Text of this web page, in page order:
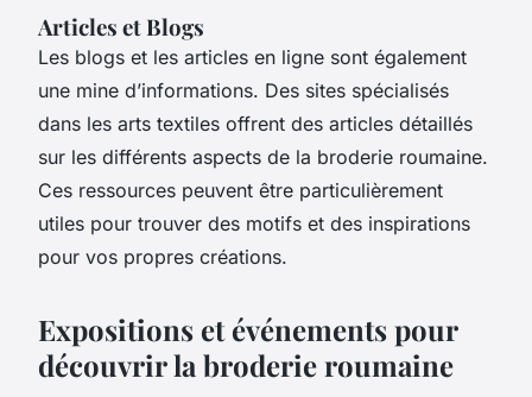
Articles et Blogs
Les blogs et les articles en ligne sont également
une mine d’informations. Des sites spécialisés
dans les arts textiles offrent des articles détaillés
sur les différents aspects de la broderie roumaine.
Ces ressources peuvent être particulièrement
utiles pour trouver des motifs et des inspirations
pour vos propres créations.
Expositions et événements pour
découvrir la broderie roumaine